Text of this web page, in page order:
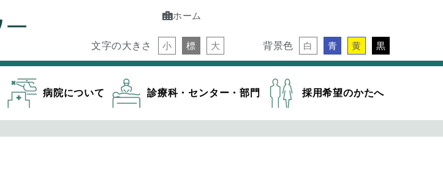
ホーム
文字の大きさ 小 標 大 背景色 白 青 黄 黒
病院について 診療科・センター・部門 採用希望のかたへ